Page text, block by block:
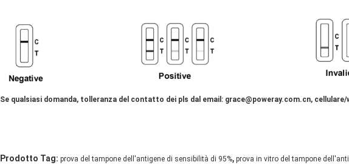
Se qualsiasi domanda, tolleranza del contatto dei pls dal email: grace@poweray.com.cn, cellulare/
Prodotto Tag: prova del tampone dell'antigene di sensibilità di 95%, prova in vitro del tampone